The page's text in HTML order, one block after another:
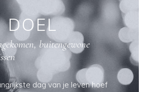
DOEL
buitengewone
dag van je leven hoef